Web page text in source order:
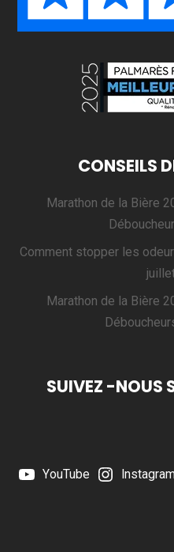
CONSEILS
Marathon de la Bière
Comment stopper les
Marathon de la Bière
SUIVEZ -NOUS
YouTube Instagram